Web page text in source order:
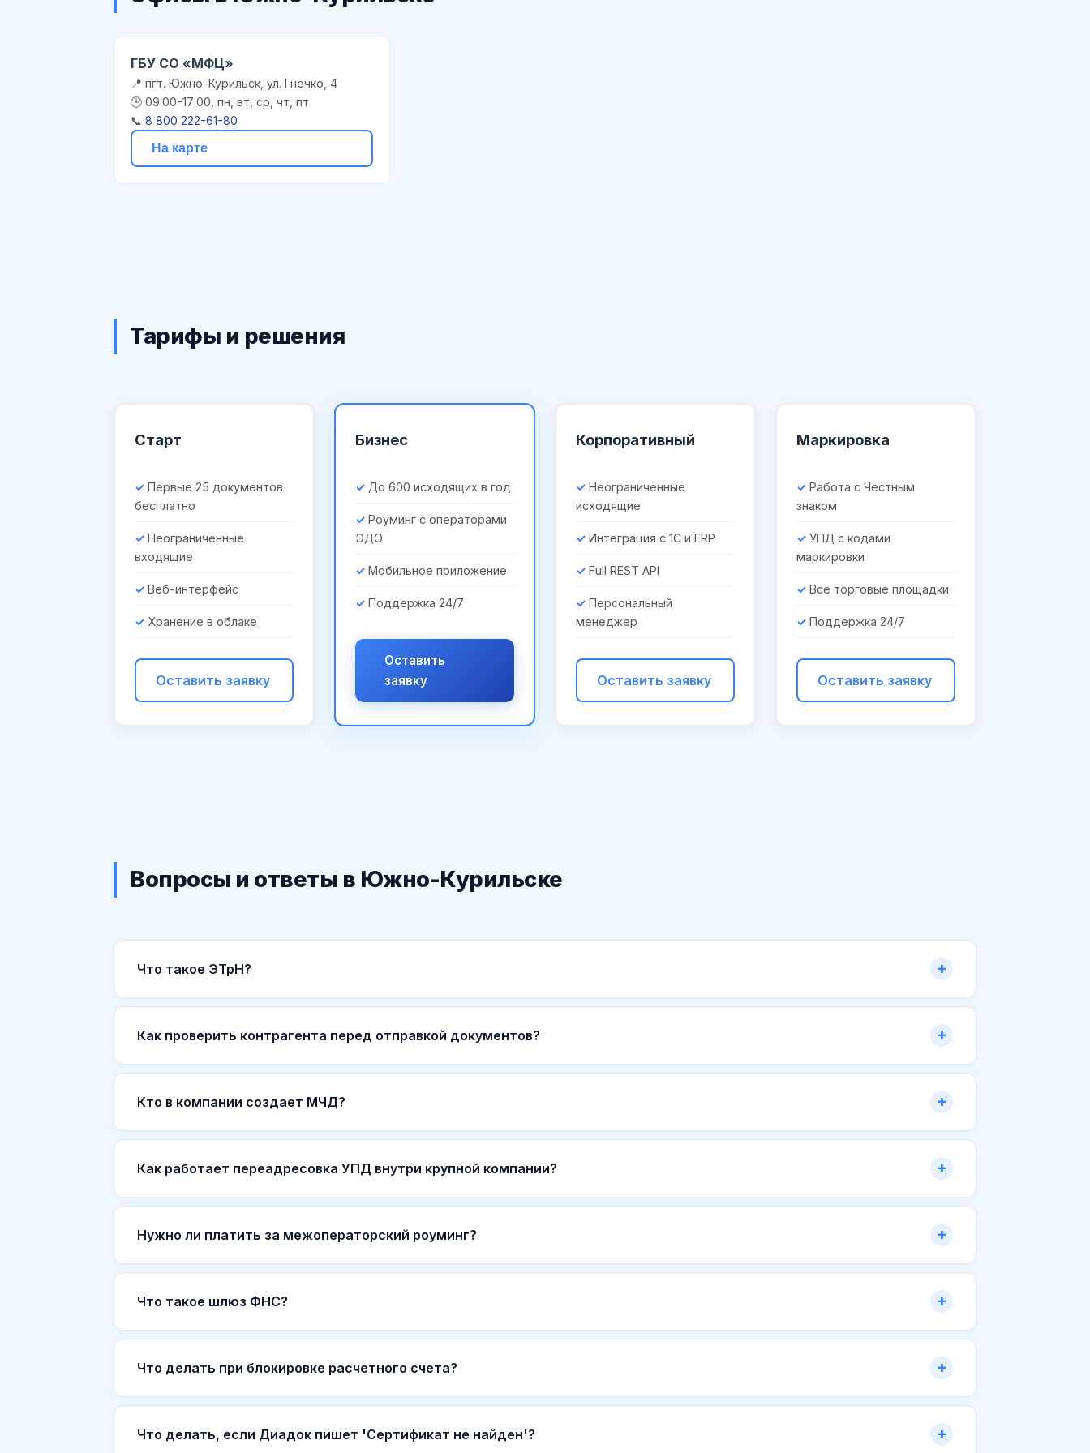
ГБУ СО «МФЦ»
📍 пгт. Южно-Курильск, ул. Гнечко, 4
🕒 09:00-17:00, пн, вт, ср, чт, пт
📞 8 800 222-61-80
На карте
Тарифы и решения
Старт
Первые 25 документов
бесплатно
Неограниченные
входящие
Веб-интерфейс
Хранение в облаке
Оставить заявку
Бизнес
До 600 исходящих в год
Роуминг с операторами
ЭДО
Мобильное приложение
Поддержка 24/7
Оставить
заявку
Корпоративный
Неограниченные
исходящие
Интеграция с 1С и ERP
Full REST API
Персональный
менеджер
Оставить заявку
Маркировка
Работа с Честным
знаком
УПД с кодами
маркировки
Все торговые площадки
Поддержка 24/7
Оставить заявку
Вопросы и ответы в Южно-Курильске
Что такое ЭТрН?
Как проверить контрагента перед отправкой документов?
Кто в компании создает МЧД?
Как работает переадресовка УПД внутри крупной компании?
Нужно ли платить за межоператорский роуминг?
Что такое шлюз ФНС?
Что делать при блокировке расчетного счета?
Что делать, если Диадок пишет 'Сертификат не найден'?